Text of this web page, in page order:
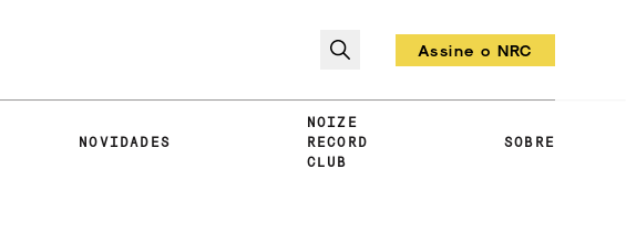
Assine o NRC
NOVIDADES
NOIZE
RECORD
CLUB
SOBRE